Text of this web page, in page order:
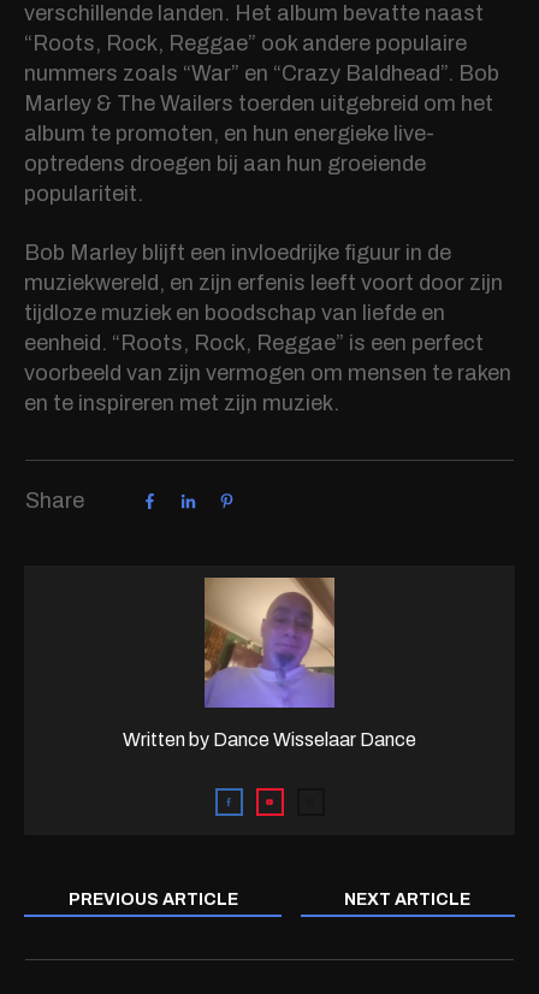
verschillende landen. Het album bevatte naast
“Roots, Rock, Reggae” ook andere populaire
nummers zoals “War” en “Crazy Baldhead”. Bob
Marley & The Wailers toerden uitgebreid om het
album te promoten, en hun energieke live-
optredens droegen bij aan hun groeiende
populariteit.
Bob Marley blijft een invloedrijke figuur in de
muziekwereld, en zijn erfenis leeft voort door zijn
tijdloze muziek en boodschap van liefde en
eenheid. “Roots, Rock, Reggae” is een perfect
voorbeeld van zijn vermogen om mensen te raken
en te inspireren met zijn muziek.
Share
Written by Dance Wisselaar Dance
PREVIOUS ARTICLE NEXT ARTICLE